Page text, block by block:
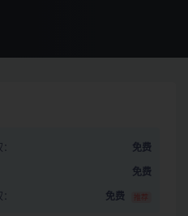
免费
免费
免费 推荐